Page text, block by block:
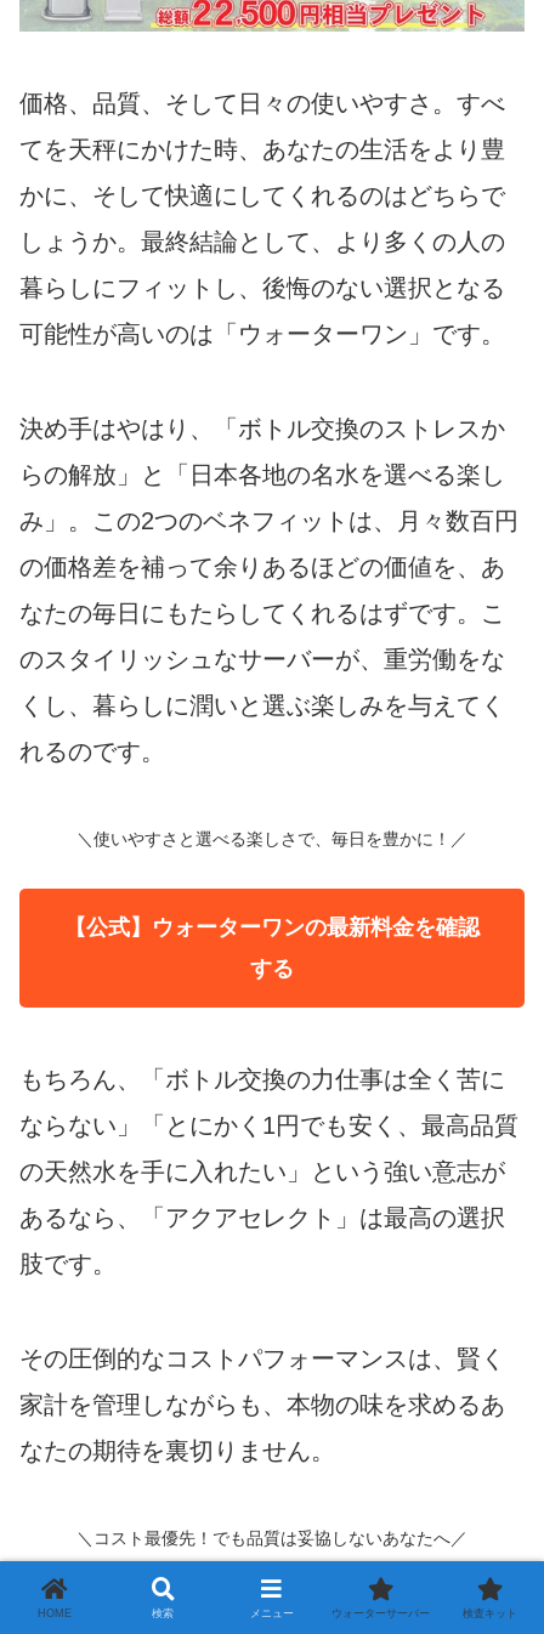
価格、品質、そして日々の使いやすさ。すべ
てを天秤にかけた時、あなたの生活をより豊
かに、そして快適にしてくれるのはどちらで
しょうか。最終結論として、より多くの人の
暮らしにフィットし、後悔のない選択となる
可能性が高いのは「ウォーターワン」です。
決め手はやはり、「ボトル交換のストレスか
らの解放」と「日本各地の名水を選べる楽し
み」。この2つのベネフィットは、月々数百円
の価格差を補って余りあるほどの価値を、あ
なたの毎日にもたらしてくれるはずです。こ
のスタイリッシュなサーバーが、重労働をな
くし、暮らしに潤いと選ぶ楽しみを与えてく
れるのです。
＼使いやすさと選べる楽しさで、毎日を豊かに！／
【公式】ウォーターワンの最新料金を確認
する
もちろん、「ボトル交換の力仕事は全く苦に
ならない」「とにかく1円でも安く、最高品質
の天然水を手に入れたい」という強い意志が
あるなら、「アクアセレクト」は最高の選択
肢です。
その圧倒的なコストパフォーマンスは、賢く
家計を管理しながらも、本物の味を求めるあ
なたの期待を裏切りません。
＼コスト最優先！でも品質は妥協しないあなたへ／
【公式】アクアセレクトの最新料金を確認
HOME 検索 メニュー ウォーターサーバー 検査キット